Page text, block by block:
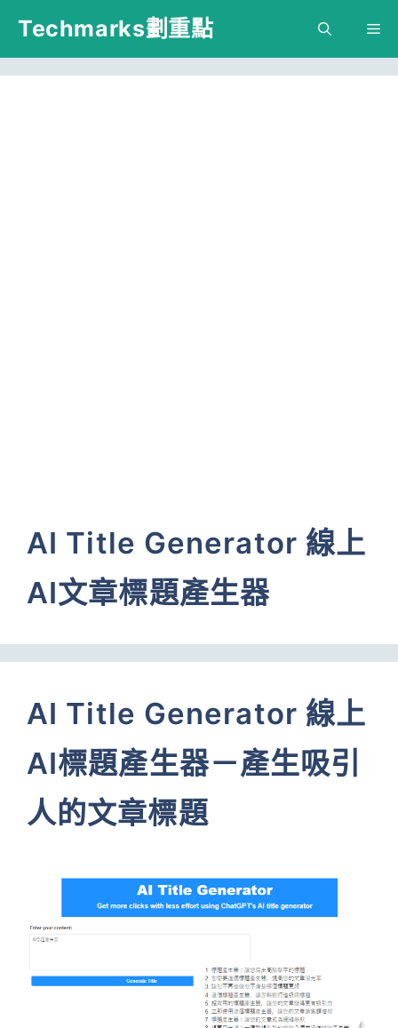
跳
主
Techmarks劃重點
AI Title Generator 線上
AI文章標題產生器
AI Title Generator 線上
AI標題產生器－產生吸引
人的文章標題